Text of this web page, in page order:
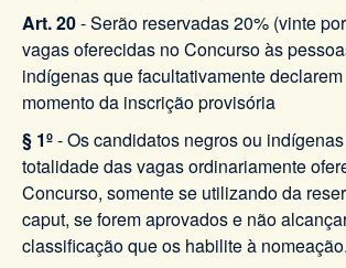
Art. 20- Serão reservadas 20% (vinte
vagas oferecidas no Concurso às
indígenas que facultativamente
momento da inscrição provisória
§ 1º- Os candidatos negros ou
totalidade das vagas ordinariamente
Concurso, somente se utilizando da
caput, se forem aprovados e não
classificação que os habilite à nomeação.